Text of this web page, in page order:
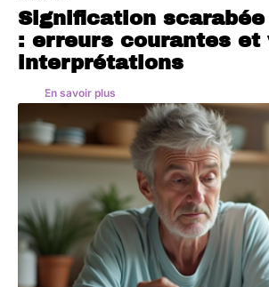
Signification
: erreurs courantes et
interprétations
En savoir plus